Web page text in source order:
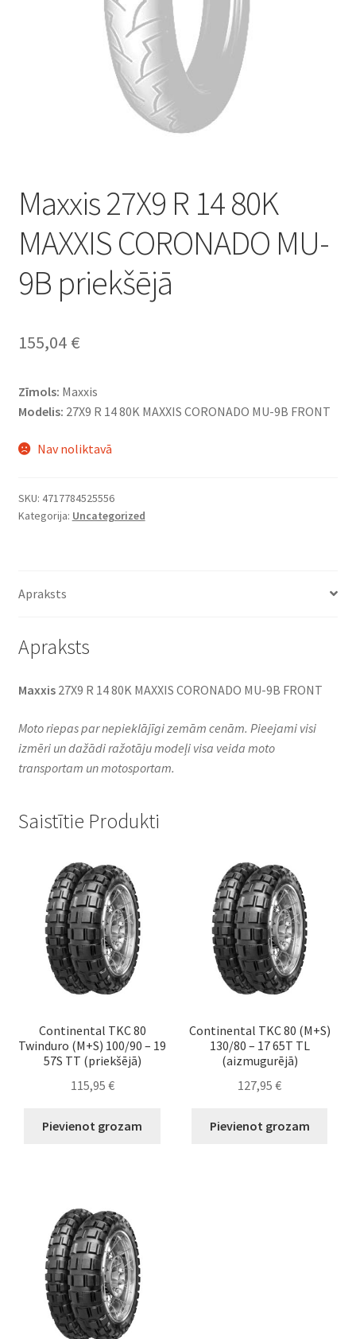
Maxxis 27X9 R 14 80K
MAXXIS CORONADO MU-
9B priekšējā
155,04 €
Zīmols: Maxxis
Modelis: 27X9 R 14 80K MAXXIS CORONADO MU-9B FRONT
Nav noliktavā
SKU: 4717784525556
Kategorija: Uncategorized
Apraksts
Apraksts
Maxxis 27X9 R 14 80K MAXXIS CORONADO MU-9B FRONT
Moto riepas par nepieklājīgi zemām cenām. Pieejami visi
izmēri un dažādi ražotāju modeļi visa veida moto
transportam un motosportam.
Saistītie Produkti
Continental TKC 80
Twinduro (M+S) 100/90 – 19
57S TT (priekšējā)
115,95 €
Pievienot grozam
Continental TKC 80 (M+S)
130/80 – 17 65T TL
(aizmugurējā)
127,95€
Pievienot grozam